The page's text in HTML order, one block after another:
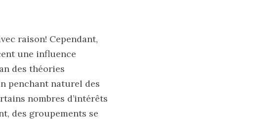
raison! Cependant,
une influence
des théories
penchant naturel des
nombres d’intérêts
des groupements se